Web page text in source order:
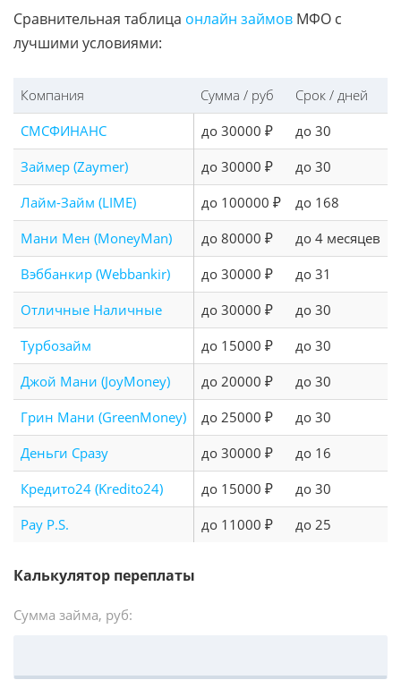
Сравнительная таблица онлайн займов МФО с
лучшими условиями:
Компания Сумма / руб Срок / дней
СМСФИНАНС
до 30000 ₽ до 30
Займер (Zaymer)
до 30000 ₽ до 30
Лайм-Займ (LIME)
до 100000 ₽ до 168
Мани Мен (MoneyMan)
до 80000 ₽ до 4 месяцев
Вэббанкир (Webbankir)
до 30000 ₽ до 31
Отличные Наличные
до 30000 ₽ до 30
Турбозайм
до 15000 ₽ до 30
Джой Мани (JoyMoney)
до 20000 ₽ до 30
Грин Мани (GreenMoney)
до 25000 ₽ до 30
Деньги Сразу
до 30000 ₽ до 16
Кредито24 (Kredito24)
до 15000 ₽ до 30
Pay P.S.
до 11000 ₽ до 25
Калькулятор переплаты
Сумма займа, руб: